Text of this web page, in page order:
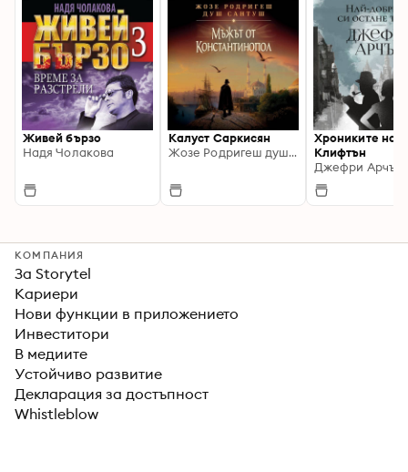
Живей бързо
Надя Чолакова
Калуст Саркисян
Жозе Родригеш душ Сантуш
Хрониките на
Клифтън
Джефри Арчър
КОМПАНИЯ
За Storytel
Кариери
Нови функции в приложението
Инвеститори
В медиите
Устойчиво развитие
Декларация за достъпност
Whistleblow